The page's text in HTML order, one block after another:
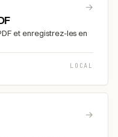
→
et enregistrez-les en
LOCAL
→